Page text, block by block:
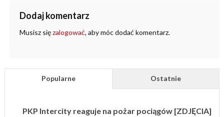
Dodaj komentarz
Musisz sięzalogować, aby móc dodać komentarz.
Popularne Ostatnie
PKP Intercity reaguje na pożar pociągów [ZDJĘCIA]